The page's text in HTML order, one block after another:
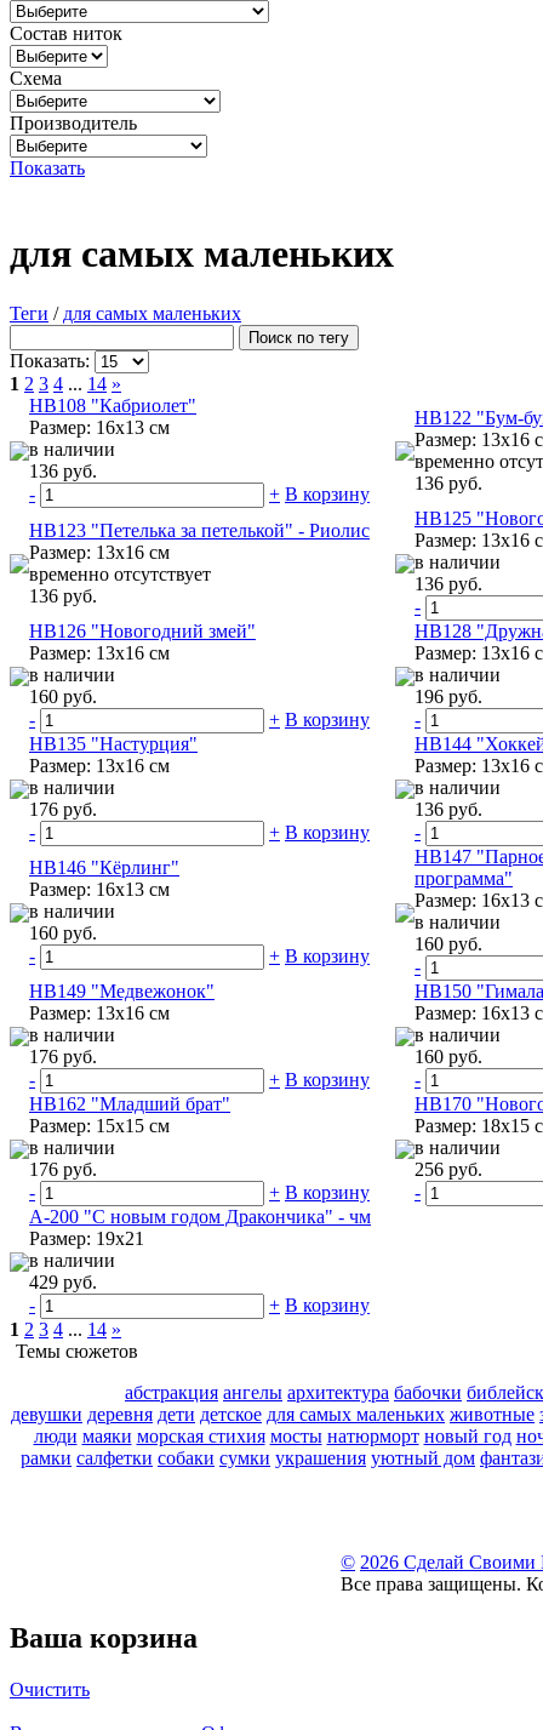
Состав ниток
Схема
Производитель
Показать
для самых маленьких
Теги / для самых маленьких
Показать:
1 2 3 4 ... 14 »
НВ108 "Кабриолет"
Размер: 16x13 см
в наличии
136 руб.
-
+ В корзину
НВ122 "Бум-
Размер: 13х16
временно
136 руб.
НВ123 "Петелька за петелькой" - Риолис
Размер: 13х16 см
временно отсутствует
136 руб.
НВ125
Размер: 13х16
в наличии
136 руб.
-
НВ126 "Новогодний змей"
Размер: 13x16 см
в наличии
160 руб.
-
+ В корзину
НВ128
Размер: 13x16
в наличии
196 руб.
-
НВ135 "Настурция"
Размер: 13x16 см
в наличии
176 руб.
-
+ В корзину
НВ144
Размер: 13x16
в наличии
136 руб.
-
НВ146 "Кёрлинг"
Размер: 16х13 см
в наличии
160 руб.
-
+ В корзину
НВ147 "Парное
программа"
Размер: 16х13
в наличии
160 руб.
-
НВ149 "Медвежонок"
Размер: 13x16 см
в наличии
176 руб.
-
+ В корзину
НВ150
Размер: 16х13
в наличии
160 руб.
-
НВ162 "Младший брат"
Размер: 15х15 см
в наличии
176 руб.
-
+ В корзину
НВ170
Размер: 18х15
в наличии
256 руб.
-
А-200 "С новым годом Дракончика" - чм
Размер: 19х21
в наличии
429 руб.
-
+ В корзину
1 2 3 4 ... 14 »
Темы сюжетов
абстракция ангелы архитектура бабочки
девушки деревня дети детское для самых маленьких животные
люди маяки морская стихия мосты натюрморт новый год
рамки салфетки собаки сумки украшения уютный дом
© 2026 Сделай Своими
Все права защищены.
Ваша корзина
Очистить